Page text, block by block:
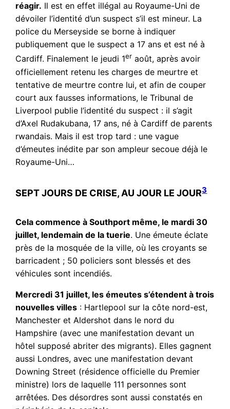
réagir. Il est en effet illégal au Royaume-Uni de
dévoiler l’identité d’un suspect s’il est mineur. La
police du Merseyside se borne à indiquer
publiquement que le suspect a 17 ans et est né à
Cardiff. Finalement le jeudi 1er août, après avoir
officiellement retenu les charges de meurtre et
tentative de meurtre contre lui, et afin de couper
court aux fausses informations, le Tribunal de
Liverpool publie l’identité du suspect : il s’agit
d’Axel Rudakubana, 17 ans, né à Cardiff de parents
rwandais. Mais il est trop tard : une vague
d’émeutes inédite par son ampleur secoue déjà le
Royaume-Uni…
SEPT JOURS DE CRISE, AU JOUR LE JOUR3
Cela commence à Southport même, le mardi 30
juillet, lendemain de la tuerie. Une émeute éclate
près de la mosquée de la ville, où les croyants se
barricadent ; 50 policiers sont blessés et des
véhicules sont incendiés.
Mercredi 31 juillet, les émeutes s’étendent à trois
nouvelles villes : Hartlepool sur la côte nord-est,
Manchester et Aldershot dans le nord du
Hampshire (avec une manifestation devant un
hôtel supposé abriter des migrants). Elles gagnent
aussi Londres, avec une manifestation devant
Downing Street (résidence officielle du Premier
ministre) lors de laquelle 111 personnes sont
arrêtées. Des désordres sont aussi constatés en